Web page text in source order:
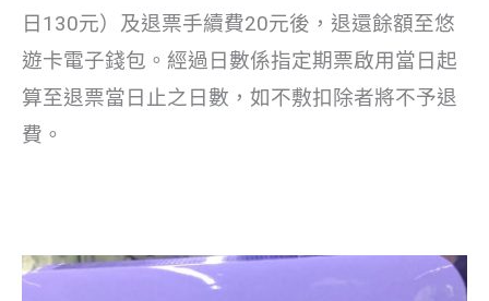
日130元）及退票手續費20元後，退還餘額至悠
遊卡電子錢包。經過日數係指定期票啟用當日起
算至退票當日止之日數，如不敷扣除者將不予退
費。